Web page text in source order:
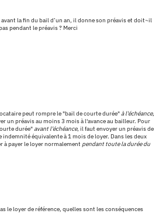
la fin du bail d’un an, il donne son préavis et doit~il
pendant le préavis ? Merci
peut rompre le "bail de courte durée"à l'échéance,
un préavis au moins 3 mois à l'avance au bailleur. Pour
durée"avant l'échéance, il faut envoyer un préavis de
indemnité équivalente à 1 mois de loyer. Dans les deux
à payer le loyer normalement pendant toute la durée du
le loyer de référence, quelles sont les conséquences